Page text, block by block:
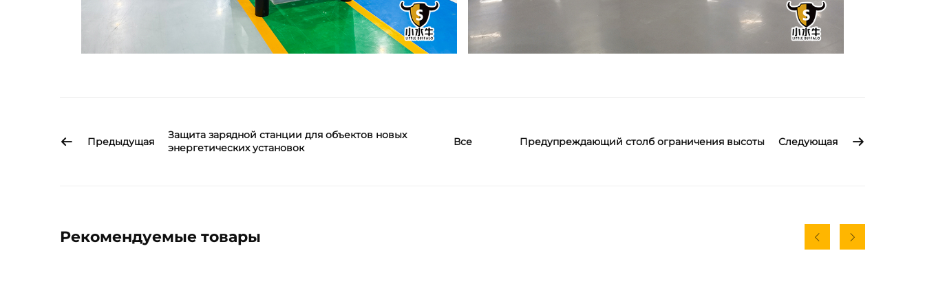
Предыдущая
Защита зарядной станции для объектов новых
энергетических установок
Все Предупреждающий столб ограничения высоты Следующая
Рекомендуемые товары